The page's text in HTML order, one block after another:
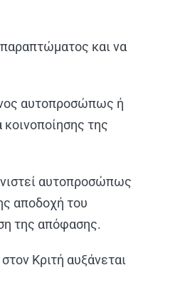
και να
αυτοπροσώπως ή
της
αυτοπροσώπως
αποδοχή του
της απόφασης.
Κριτή αυξάνεται